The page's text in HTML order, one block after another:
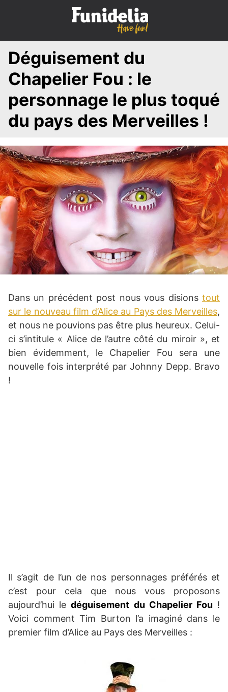
p
t
Déguisement du
Chapelier Fou : le
personnage le plus toqué
du pays des Merveilles !
Dans un précédent post nous vous disions tout
sur le nouveau film d’Alice au Pays des Merveilles,
et nous ne pouvions pas être plus heureux. Celui-
ci s’intitule « Alice de l’autre côté du miroir », et
bien évidemment, le Chapelier Fou sera une
nouvelle fois interprété par Johnny Depp. Bravo
!
Il s’agit de l’un de nos personnages préférés et
c’est pour cela que nous vous proposons
aujourd’hui ledéguisement du Chapelier Fou !
Voici comment Tim Burton l’a imaginé dans le
premier film d’Alice au Pays des Merveilles :